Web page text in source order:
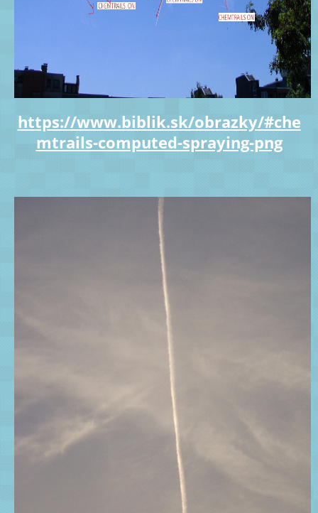
https://www.biblik.sk/obrazky/#che
mtrails-computed-spraying-png